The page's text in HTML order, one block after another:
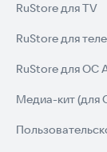
RuStore для TV
RuStore для
RuStore для ОС
Медиа-кит (для